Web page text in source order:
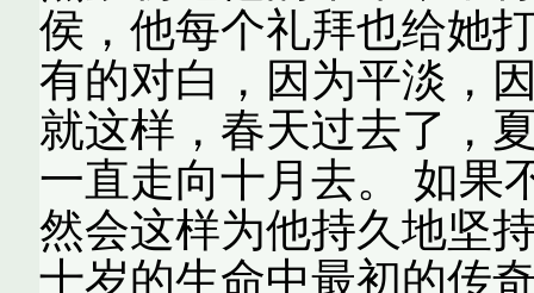
侯，他每个礼拜也给她
有的对白，因为平淡，
就这样，春天过去了，
一直走向十月去。 如果
然会这样为他持久地坚
十岁的生命中最初的传